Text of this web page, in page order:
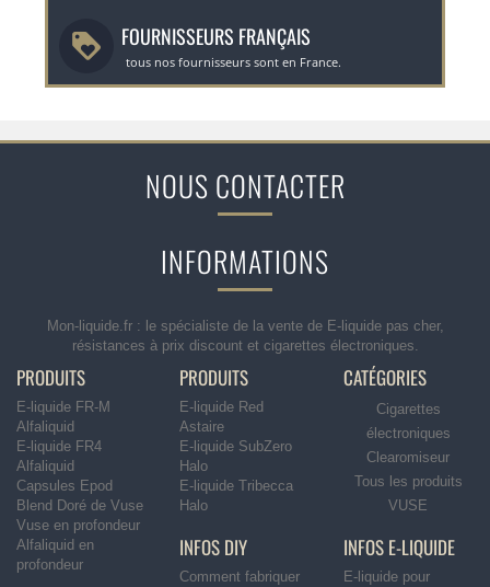
FOURNISSEURS FRANÇAIS
tous nos fournisseurs sont en France.
NOUS CONTACTER
INFORMATIONS
Mon-liquide.fr : le spécialiste de la vente de E-liquide pas cher,
résistances à prix discount et cigarettes électroniques.
PRODUITS
E-liquide FR-M
Alfaliquid
E-liquide FR4
Alfaliquid
Capsules Epod
Blend Doré de Vuse
Vuse en profondeur
Alfaliquid en
profondeur
PRODUITS
E-liquide Red
Astaire
E-liquide SubZero
Halo
E-liquide Tribecca
Halo
CATÉGORIES
Cigarettes
électroniques
Clearomiseur
Tous les produits
VUSE
INFOS DIY
Comment fabriquer
INFOS E-LIQUIDE
E-liquide pour